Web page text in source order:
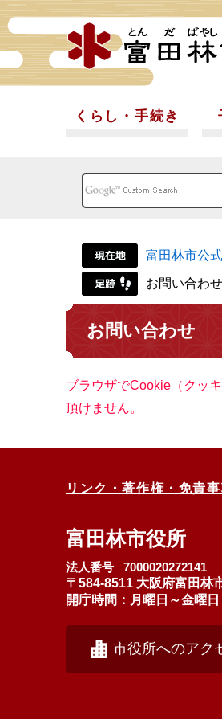
くらし・手続き
富田林市公
お問い合わせ
お問い合わせ
ブラウザでCookie（クッ
頂けません。
リンク・著作権・免責
富田林市役所
法人番号 7000020272141
〒584-8511 大阪府富田林
開庁時間：月曜日～金曜
市役所へのアク